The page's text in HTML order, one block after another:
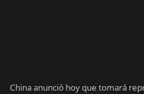
China anunció hoy que tomará